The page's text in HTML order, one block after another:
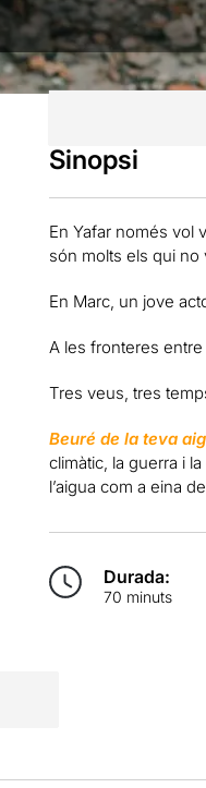
Sinopsi
En Yafar només vol
són molts els qui no
En Marc, un jove
A les fronteres
Tres veus, tres
Beuré de la teva
climàtic, la guerra i
l’aigua com a eina
Durada:
70 minuts